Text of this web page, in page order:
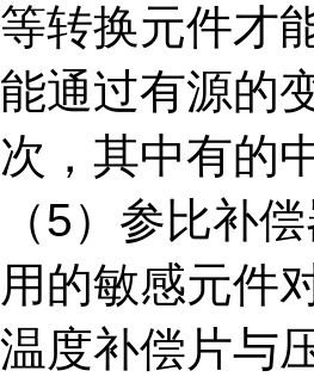
等转换元件才
能通过有源的
次，其中有的
（5）参比补
用的敏感元件
温度补偿片与